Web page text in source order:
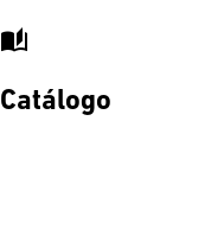
auto_stories
Catálogo